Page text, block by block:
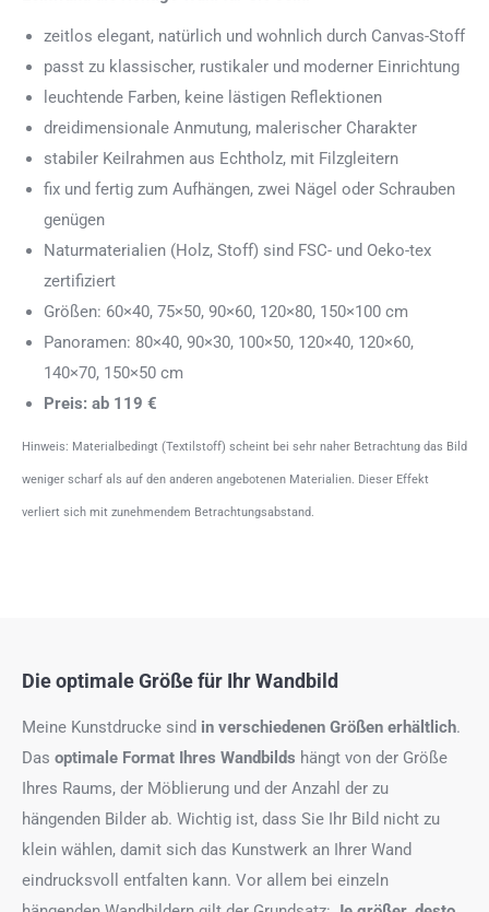
zeitlos elegant, natürlich und wohnlich durch Canvas-Stoff
passt zu klassischer, rustikaler und moderner Einrichtung
leuchtende Farben, keine lästigen Reflektionen
dreidimensionale Anmutung, malerischer Charakter
stabiler Keilrahmen aus Echtholz, mit Filzgleitern
fix und fertig zum Aufhängen, zwei Nägel oder Schrauben
genügen
Naturmaterialien (Holz, Stoff) sind FSC- und Oeko-tex
zertifiziert
Größen: 60×40, 75×50, 90×60, 120×80, 150×100 cm
Panoramen: 80×40, 90×30, 100×50, 120×40, 120×60,
140×70, 150×50 cm
Preis: ab 119 €
Hinweis: Materialbedingt (Textilstoff) scheint bei sehr naher Betrachtung das Bild
weniger scharf als auf den anderen angebotenen Materialien. Dieser Effekt
verliert sich mit zunehmendem Betrachtungsabstand.
Die optimale Größe für Ihr Wandbild
Meine Kunstdrucke sind in verschiedenen Größen erhältlich.
Das optimale Format Ihres Wandbilds hängt von der Größe
Ihres Raums, der Möblierung und der Anzahl der zu
hängenden Bilder ab. Wichtig ist, dass Sie Ihr Bild nicht zu
klein wählen, damit sich das Kunstwerk an Ihrer Wand
eindrucksvoll entfalten kann. Vor allem bei einzeln